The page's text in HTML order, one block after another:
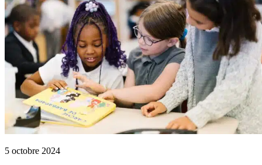
5 octobre 2024